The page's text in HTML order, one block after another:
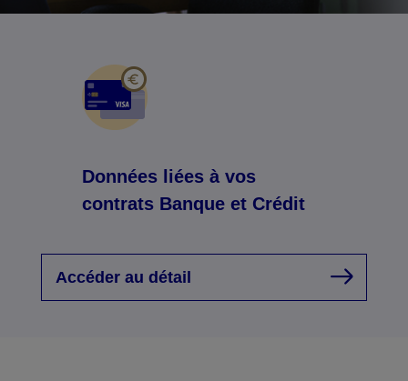
Données liées à vos
contrats Banque et Crédit
Accéder au détail